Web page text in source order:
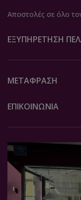
Αποστολές σε όλο
ΕΞΥΠΗΡΈΤΗΣΗ
ΜΕΤΆΦΡΑΣΗ
ΕΠΙΚΟΙΝΩΝΙΑ